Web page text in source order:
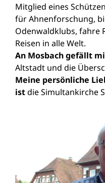
Mitglied eines
für Ahnenforschung,
Odenwaldklubs, fahre
Reisen in alle Welt.
An Mosbach gefällt
Altstadt und die
Meine persönliche
istdie Simultankirche